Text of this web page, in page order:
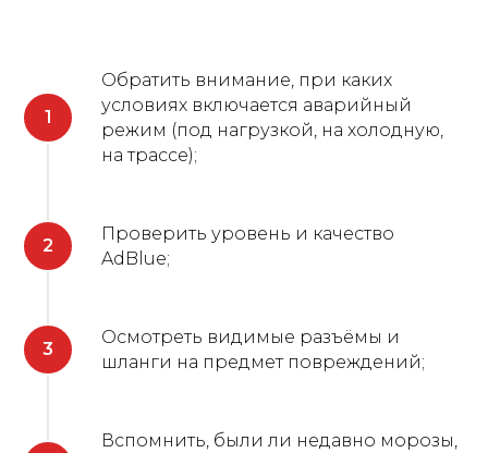
Обратить внимание, при каких
условиях включается аварийный
режим (под нагрузкой, на холодную,
на трассе);
Проверить уровень и качество
AdBlue;
Осмотреть видимые разъёмы и
шланги на предмет повреждений;
Вспомнить, были ли недавно морозы,